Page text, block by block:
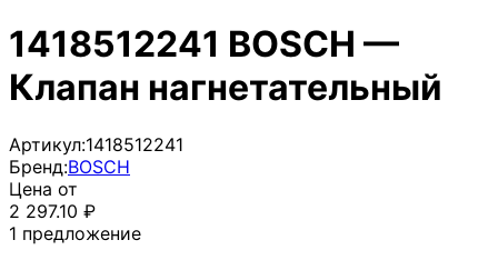
1418512241 BOSCH —
Клапан нагнетательный
Артикул:1418512241
Бренд:BOSCH
Цена от
2 297.10 ₽
1 предложение